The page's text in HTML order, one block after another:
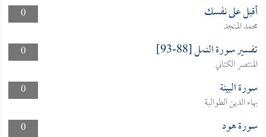
0 أقبل على نفسك
محمد المنجد
0
تفسير سورة النمل [88-93]
المنتصر الكتاني
0
سورة البينة
بهاء الدين الطوالبة
0
سورة هود